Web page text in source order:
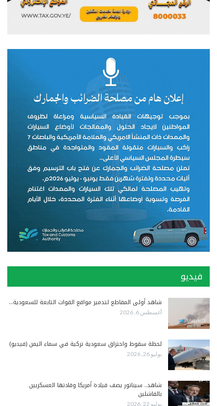
فيديو
شاهد أولى المقاطع لتدمير مواقع القوات التابعة للسعودية…
أغسطس 6, 2026
لحظة سقوط واحتراق سعودية تركية في سماء اليمن (فيديو)
يوليو 26, 2026
شاهد.. سيناتور يصف قيادة أمريكا وقادتها العسكريين
بالفاشلين
يوليو 22, 2026